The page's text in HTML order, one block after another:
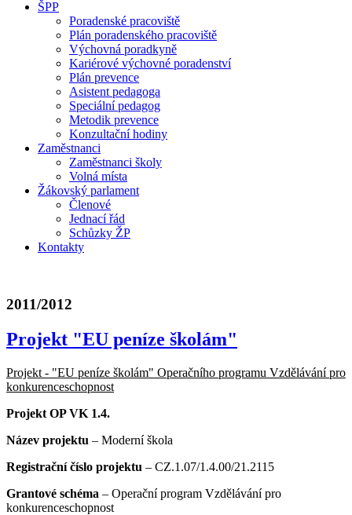
ŠPP
Poradenské pracoviště
Plán poradenského pracoviště
Výchovná poradkyně
Kariérové výchovné poradenství
Plán prevence
Asistent pedagoga
Speciální pedagog
Metodik prevence
Konzultační hodiny
Zaměstnanci
Zaměstnanci školy
Volná místa
Žákovský parlament
Členové
Jednací řád
Schůzky ŽP
Kontakty
2011/2012
Projekt "EU peníze školám"
Projekt - "EU peníze školám" Operačního programu Vzdělávání pro
konkurenceschopnost
Projekt OP VK 1.4.
Název projektu – Moderní škola
Registrační číslo projektu – CZ.1.07/1.4.00/21.2115
Grantové schéma – Operační program Vzdělávání pro
konkurenceschopnost